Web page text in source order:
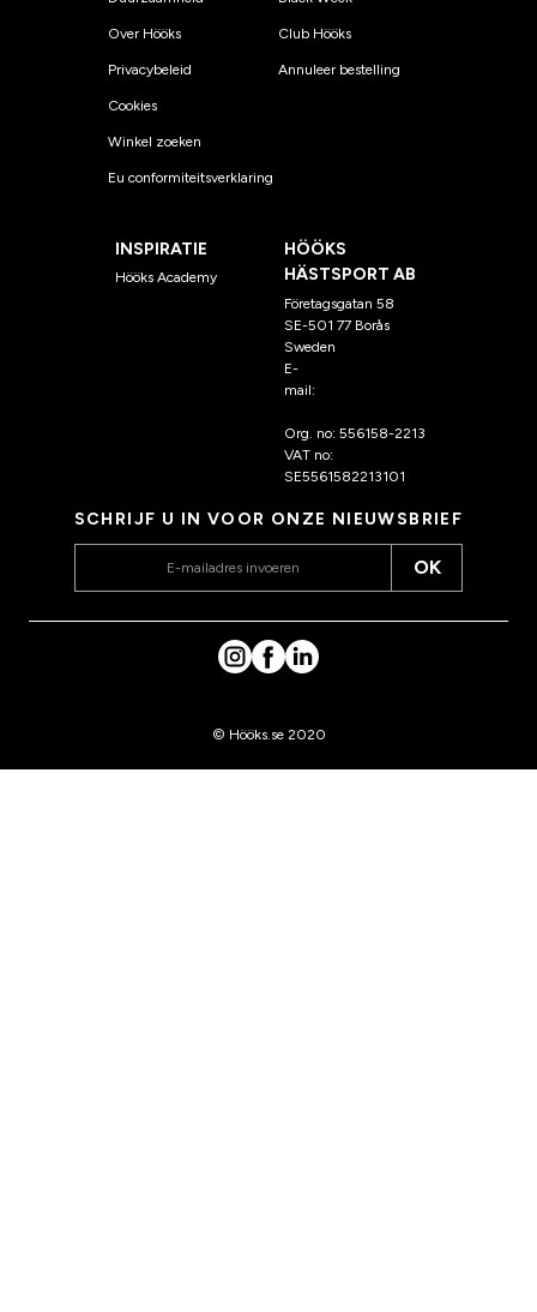
Over Hööks
Privacybeleid
Cookies
Winkel zoeken
Eu conformiteitsverklaring
Club Hööks
Annuleer bestelling
INSPIRATIE
Hööks Academy
HÖÖKS
HÄSTSPORT AB
Företagsgatan 58
SE-501 77 Borås
Sweden
E-
mail:
Org. no: 556158-2213
VAT no:
SE5561582213101
SCHRIJF U IN VOOR ONZE NIEUWSBRIEF
OK
© Hööks.se 2020